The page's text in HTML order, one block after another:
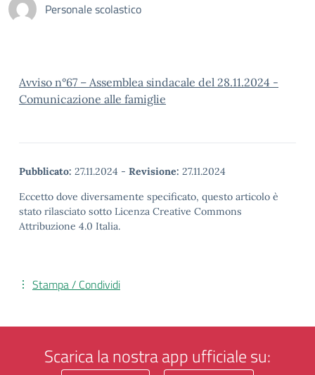
Personale scolastico
Avviso n°67 – Assemblea sindacale del 28.11.2024 -
Comunicazione alle famiglie
Pubblicato: 27.11.2024 - Revisione: 27.11.2024
Eccetto dove diversamente specificato, questo articolo è
stato rilasciato sotto Licenza Creative Commons
Attribuzione 4.0 Italia.
Stampa / Condividi
Scarica la nostra app ufficiale su: